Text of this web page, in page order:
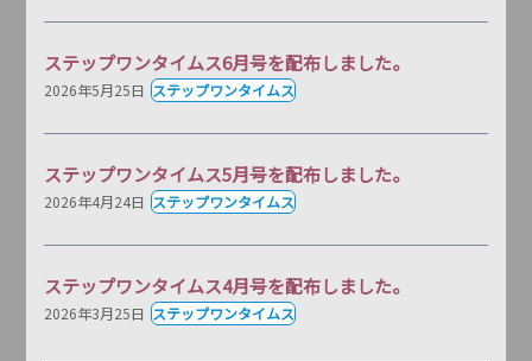
ステップワンタイムス6月号を配布しました。
2026年5月25日 ステップワンタイムス
ステップワンタイムス5月号を配布しました。
2026年4月24日 ステップワンタイムス
ステップワンタイムス4月号を配布しました。
2026年3月25日 ステップワンタイムス